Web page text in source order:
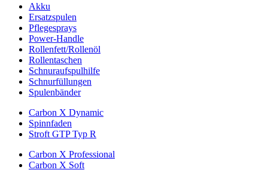
Akku
Ersatzspulen
Pflegesprays
Power-Handle
Rollenfett/Rollenöl
Rollentaschen
Schnuraufspulhilfe
Schnurfüllungen
Spulenbänder
Carbon X Dynamic
Spinnfaden
Stroft GTP Typ R
Carbon X Professional
Carbon X Soft